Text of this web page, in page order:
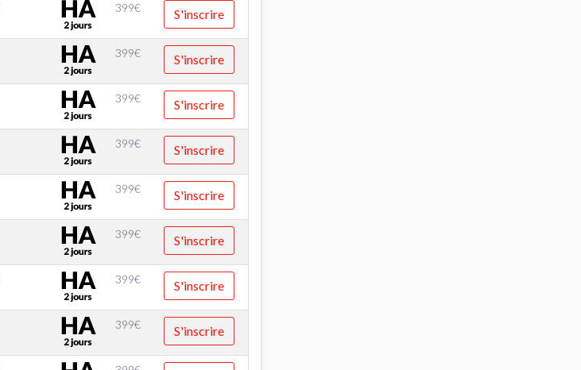
399€ S'inscrire
399€ S'inscrire
399€ S'inscrire
399€ S'inscrire
399€ S'inscrire
399€ S'inscrire
399€ S'inscrire
399€ S'inscrire